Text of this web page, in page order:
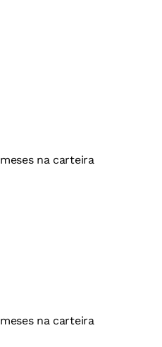
na carteira
na carteira